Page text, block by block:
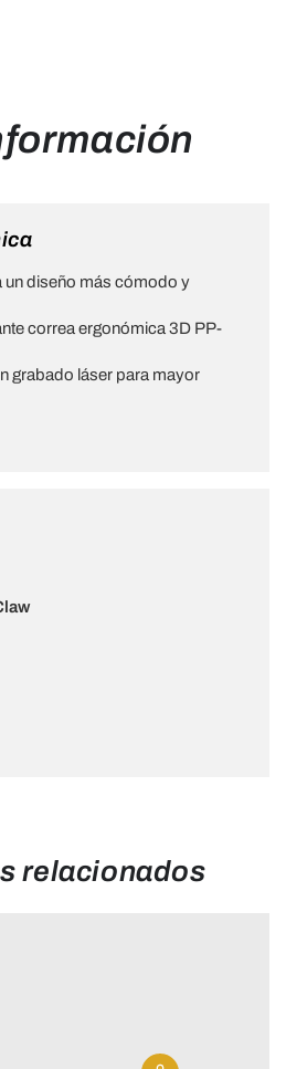
un diseño más cómodo y
correa ergonómica 3D PP-
grabado láser para mayor
relacionados